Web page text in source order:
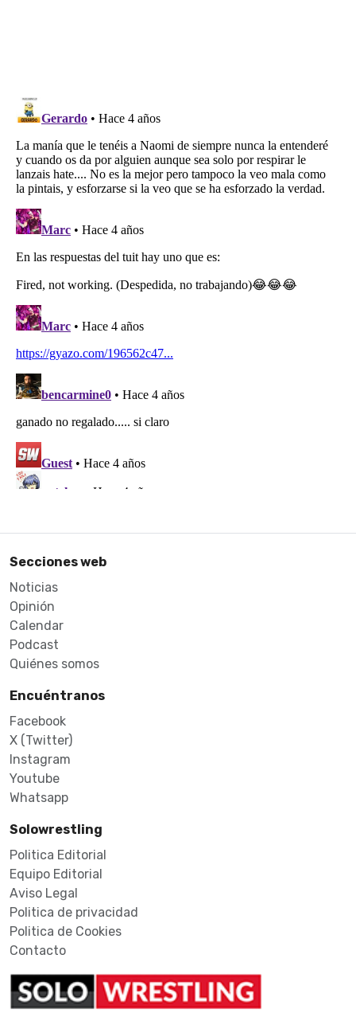
Secciones web
Noticias
Opinión
Calendar
Podcast
Quiénes somos
Encuéntranos
Facebook
X (Twitter)
Instagram
Youtube
Whatsapp
Solowrestling
Politica Editorial
Equipo Editorial
Aviso Legal
Politica de privacidad
Politica de Cookies
Contacto